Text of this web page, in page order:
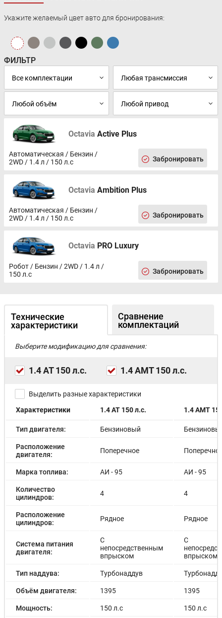
Укажите желаемый цвет авто для бронирования:
ФИЛЬТР
Octavia Active Plus
Автоматическая / Бензин /
2WD / 1.4 л / 150 л.с
Забронировать
Octavia Ambition Plus
Автоматическая / Бензин /
2WD / 1.4 л / 150 л.с
Забронировать
Octavia PRO Luxury
Робот / Бензин / 2WD / 1.4 л /
150 л.с
Забронировать
Технические
характеристики
Сравнение
комплектаций
Выберите модификацию для сравнения:
1.4 AT 150 л.с. 1.4 AMT 150 л.с.
Выделить разные характеристики
Характеристики
1.4 AT 150 л.с. 1.4 AMT
Тип двигателя: Бензиновый
Расположение
двигателя:
Поперечное
Марка топлива: АИ - 95 АИ - 95
Количество
цилиндров:
4 4
Расположение
цилиндров:
Рядное Рядное
Система питания
двигателя:
С
непосредственным
впрыском
С
впрыском
Тип наддува: Турбонаддув
Объём двигателя: 1395 1395
Мощность: 150 л.с 150 л.с